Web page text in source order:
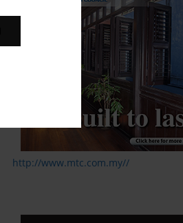
http://www.mtc.com.my//